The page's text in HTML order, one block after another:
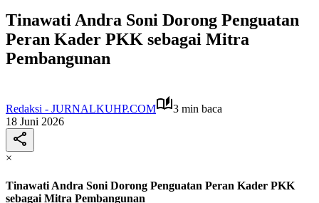
Tinawati Andra Soni Dorong Penguatan
Peran Kader PKK sebagai Mitra
Pembangunan
Redaksi - JURNALKUHP.COM
3 min baca
18 Juni 2026
×
Tinawati Andra Soni Dorong Penguatan Peran Kader PKK
sebagai Mitra Pembangunan